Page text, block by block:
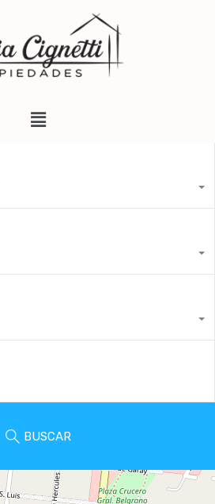
BUSCAR